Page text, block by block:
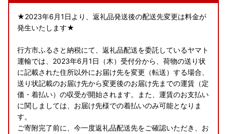
★2023年6月1日より、返礼品発送後の配送先変更は料金が
発生いたします★
行方市ふるさと納税にて、返礼品配送を委託しているヤマト
運輸では、2023年6月1日（木）受付分から、荷物の送り状
に記載された住所以外にお届け先を変更（転送）する場合、
送り状記載のお届け先から変更後のお届け先までの運賃（定
価・着払い）の収受が開始されます。また、運賃のお支払い
に関しましては、お届け先様での着払いのみ可能となりま
す。
ご寄附完了前に、今一度返礼品配送先をご確認いただき、お